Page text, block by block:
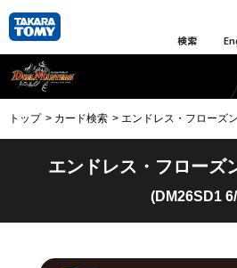
検索
トップ カード検索 エンドレス・フローズ
エンドレス・フローズ
(DM26SD1